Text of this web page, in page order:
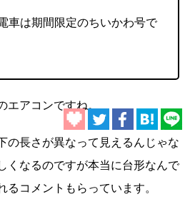
車は期間限定のちいかわ号で
エアコンですね。
の長さが異なって見えるんじゃな
くなるのですが本当に台形なんで
コメントもらっています。